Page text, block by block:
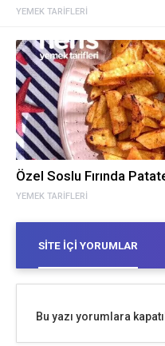
YEMEK TARIFLERI
YEMEK TARIFLERI
Özel Soslu Fırında
SITE İÇI YORUMLAR
Bu yazı yorumlara